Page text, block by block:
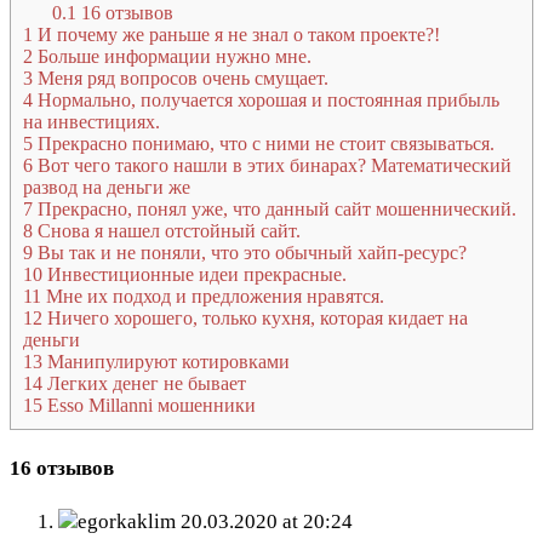
0.1 16 отзывов
1 И почему же раньше я не знал о таком проекте?!
2 Больше информации нужно мне.
3 Меня ряд вопросов очень смущает.
4 Нормально, получается хорошая и постоянная прибыль
на инвестициях.
5 Прекрасно понимаю, что с ними не стоит связываться.
6 Вот чего такого нашли в этих бинарах? Математический
развод на деньги же
7 Прекрасно, понял уже, что данный сайт мошеннический.
8 Снова я нашел отстойный сайт.
9 Вы так и не поняли, что это обычный хайп-ресурс?
10 Инвестиционные идеи прекрасные.
11 Мне их подход и предложения нравятся.
12 Ничего хорошего, только кухня, которая кидает на
деньги
13 Манипулируют котировками
14 Легких денег не бывает
15 Esso Millanni мошенники
16 отзывов
egorkaklim 20.03.2020 at 20:24